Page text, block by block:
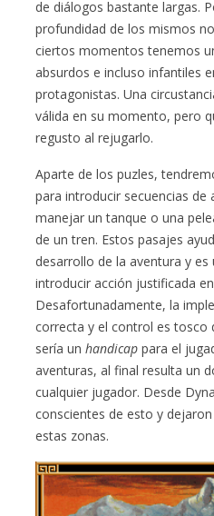
de diálogos bastante largas.
profundidad de los mismos
ciertos momentos tenemos
absurdos e incluso infantiles
protagonistas. Una
válida en su momento, pero
regusto al rejugarlo.
Aparte de los puzles,
para introducir secuencias
manejar un tanque o una
de un tren. Estos pasajes
desarrollo de la aventura y es
introducir acción justificada
Desafortunadamente, la
correcta y el control es tosco
sería unhandicap para el
aventuras, al final resulta un
cualquier jugador. Desde
conscientes de esto y
estas zonas.